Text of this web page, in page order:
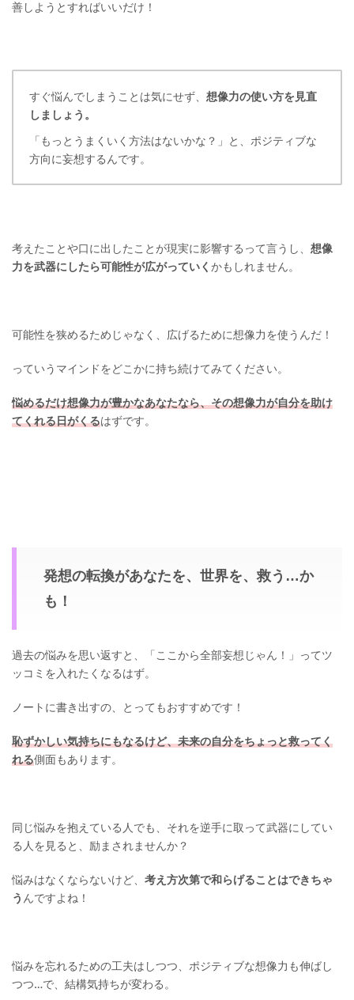
善しようとすればいいだけ！
すぐ悩んでしまうことは気にせず、 想像力の使い方を見直
しましょう。
「もっとうまくいく方法はないかな？」と、ポジティブな
方向に妄想するんです。
考えたことや口に出したことが現実に影響するって言うし、 想像
力を武器にしたら可能性が広がっていく かもしれません。
可能性を狭めるためじゃなく、広げるために想像力を使うんだ！
っていうマインドをどこかに持ち続けてみてください。
悩めるだけ想像力が豊かなあなたなら、その想像力が自分を助け
てくれる日がくるはずです。
発想の転換があなたを、世界を、救う…か
も！
過去の悩みを思い返すと、「ここから全部妄想じゃん！」ってツ
ッコミを入れたくなるはず。
ノートに書き出すの、とってもおすすめです！
恥ずかしい気持ちにもなるけど、未来の自分をちょっと救ってく
れる側面もあります。
同じ悩みを抱えている人でも、それを逆手に取って武器にしてい
る人を見ると、励まされませんか？
悩みはなくならないけど、 考え方次第で和らげることはできちゃ
う んですよね！
悩みを忘れるための工夫はしつつ、ポジティブな想像力も伸ばし
つつ…で、結構気持ちが変わる。